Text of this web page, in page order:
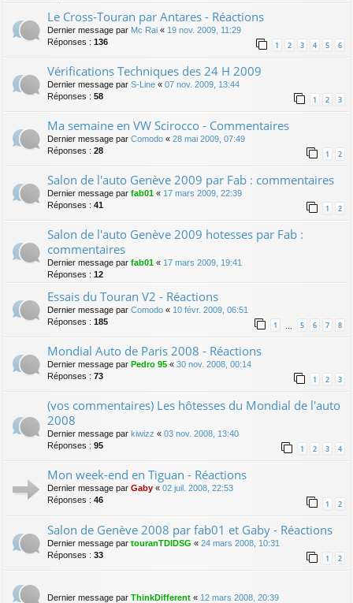
Le Cross-Touran par Antares - Réactions
Dernier message par Mc Rai « 19 nov. 2009, 11:29
Réponses : 136 1 2 3 4 5 6
Vérifications Techniques des 24 H 2009
Dernier message par S-Line « 07 nov. 2009, 13:44
Réponses : 58 1 2 3
Ma semaine en VW Scirocco - Commentaires
Dernier message par Comodo « 28 mai 2009, 07:49
Réponses : 28 1 2
Salon de l'auto Genève 2009 par Fab : commentaires
Dernier message par fab01 « 17 mars 2009, 22:39
Réponses : 41 1 2
Salon de l'auto Genève 2009 hotesses par Fab :
commentaires
Dernier message par fab01 « 17 mars 2009, 19:41
Réponses : 12
Essais du Touran V2 - Réactions
Dernier message par Comodo « 10 févr. 2009, 06:51
Réponses : 185 1 … 5 6 7 8
Mondial Auto de Paris 2008 - Réactions
Dernier message par Pedro 95 « 30 nov. 2008, 00:14
Réponses : 73 1 2 3
(vos commentaires) Les hôtesses du Mondial de l'auto
2008
Dernier message par kiwizz « 03 nov. 2008, 13:40
Réponses : 95 1 2 3 4
Mon week-end en Tiguan - Réactions
Dernier message par Gaby « 02 juil. 2008, 22:53
Réponses : 46 1 2
Salon de Genève 2008 par fab01 et Gaby - Réactions
Dernier message par touranTDIDSG « 24 mars 2008, 10:31
Réponses : 33 1 2
Dernier message par ThinkDifferent « 12 mars 2008, 20:39